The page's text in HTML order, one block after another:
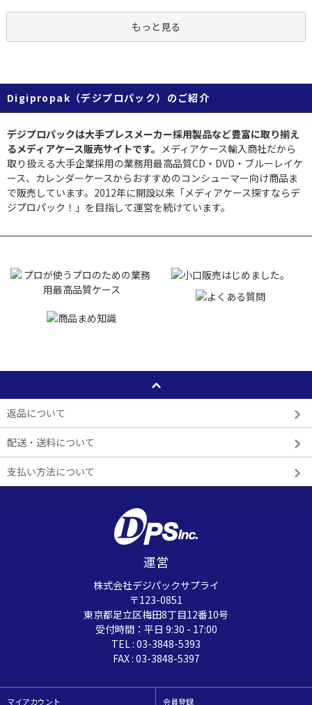
もっと見る
Digipropak（デジプロパック）のご紹介
デジプロパックは大手プレスメーカー採用製品など豊富に取り揃え
るメディアケース販売サイトです。 メディアケース輸入商社だから
取り扱える大手企業採用の業務用最高品質CD・DVD・ブルーレイケ
ース、カレンダーケースからおすすめのコンシューマー向け商品ま
で販売しています。2012年に開設以来「メディアケース探すならデ
ジプロパック！」を目指して運営を続けています。
返品について
配送・送料について
支払い方法について
運営
株式会社デジパックサプライ
〒123-0851
東京都足立区梅田8丁目12番10号
受付時間：平日 9:30 - 17:00
TEL : 03-3848-5393
FAX : 03-3848-5397
マイアカウント 会員登録